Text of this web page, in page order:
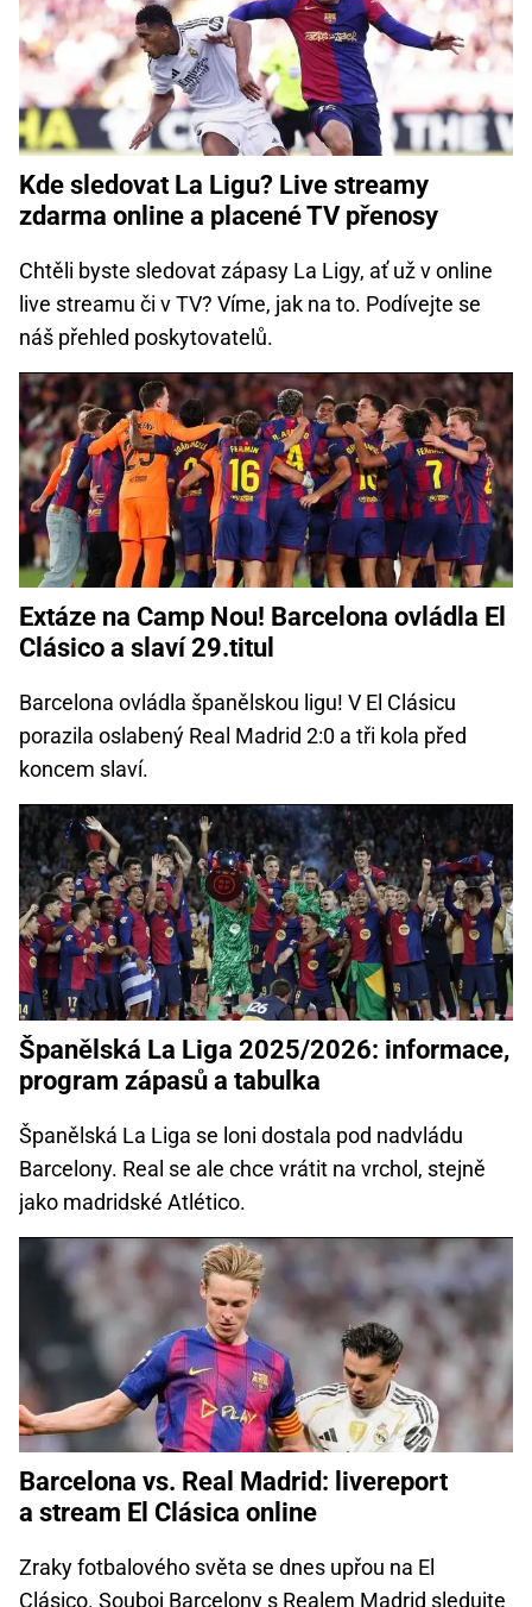
Kde sledovat La Ligu? Live streamy
zdarma online a placené TV přenosy
Chtěli byste sledovat zápasy La Ligy, ať už v online
live streamu či v TV? Víme, jak na to. Podívejte se
náš přehled poskytovatelů.
Extáze na Camp Nou! Barcelona ovládla El
Clásico a slaví 29.titul
Barcelona ovládla španělskou ligu! V El Clásicu
porazila oslabený Real Madrid 2:0 a tři kola před
koncem slaví.
Španělská La Liga 2025/2026: informace,
program zápasů a tabulka
Španělská La Liga se loni dostala pod nadvládu
Barcelony. Real se ale chce vrátit na vrchol, stejně
jako madridské Atlético.
Barcelona vs. Real Madrid: livereport
a stream El Clásica online
Zraky fotbalového světa se dnes upřou na El
Clásico. Souboj Barcelony s Realem Madrid sledujte